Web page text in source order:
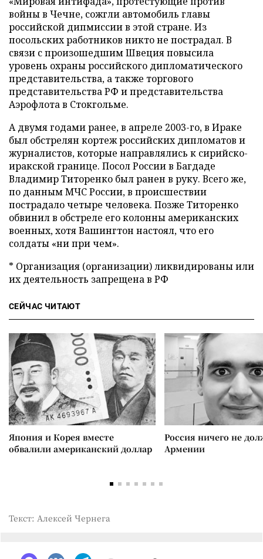
войны в Чечне, сожгли автомобиль главы
российской дипмиссии в этой стране. Из
посольских работников никто не пострадал. В
связи с произошедшим Швеция повысила
уровень охраны российского дипломатического
представительства, а также торгового
представительства РФ и представительства
Аэрофлота в Стокгольме.
А двумя годами ранее, в апреле 2003-го, в Ираке
был обстрелян кортеж российских дипломатов и
журналистов, которые направлялись к сирийско-
иракской границе. Посол России в Багдаде
Владимир Титоренко был ранен в руку. Всего же,
по данным МЧС России, в происшествии
пострадало четыре человека. Позже Титоренко
обвинил в обстреле его колонны американских
военных, хотя Вашингтон настоял, что его
солдаты «ни при чем».
* Организация (организации) ликвидированы или
их деятельность запрещена в РФ
СЕЙЧАС ЧИТАЮТ
Япония и Корея вместе
обвалили американский доллар
Россия ничего не
Армении
Текст: Алексей Чернега